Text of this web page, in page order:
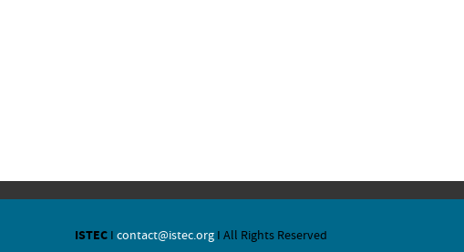
ISTEC I contact@istec.org I All Rights Reserved